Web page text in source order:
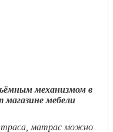
механизмом в
магазине мебели
матрас можно